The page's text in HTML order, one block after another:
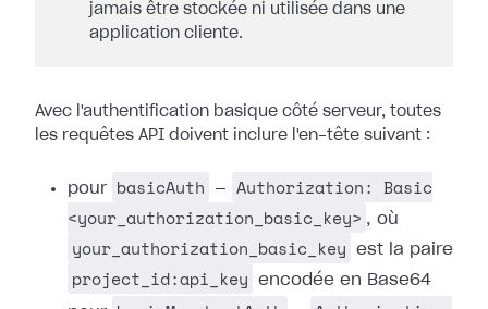
jamais être stockée ni utilisée dans une
application cliente.
Avec l'authentification basique côté serveur, toutes
les requêtes API doivent inclure l'en-tête suivant :
pour basicAuth —
Authorization: Basic
<your_authorization_basic_key> , où
your_authorization_basic_key est la paire
project_id:api_key
encodée en Base64